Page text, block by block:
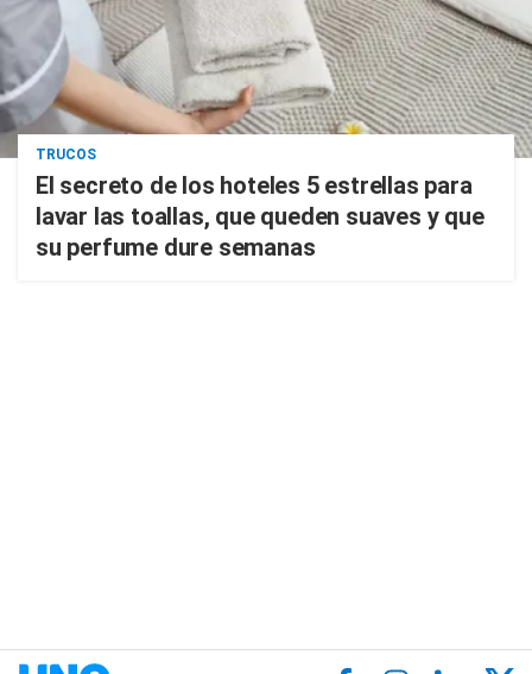
TRUCOS
El secreto de los hoteles 5 estrellas para
lavar las toallas, que queden suaves y que
su perfume dure semanas